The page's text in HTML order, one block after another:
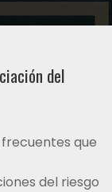
del
que
del riesgo